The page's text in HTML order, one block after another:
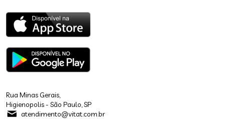
Rua Minas Gerais,
Higienopolis - São Paulo, SP
atendimento@vitat.com.br